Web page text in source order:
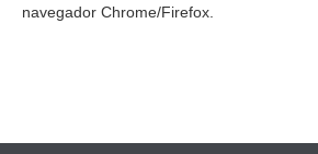
navegador Chrome/Firefox.